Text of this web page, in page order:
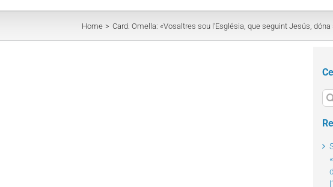
Home Card. Omella: «Vosaltres sou l’Església, que seguint Jesús,